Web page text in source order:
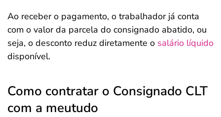
Ao receber o pagamento, o trabalhador já conta
com o valor da parcela do consignado abatido, ou
seja, o desconto reduz diretamente o salário líquido
disponível.
Como contratar o Consignado CLT
com a meutudo